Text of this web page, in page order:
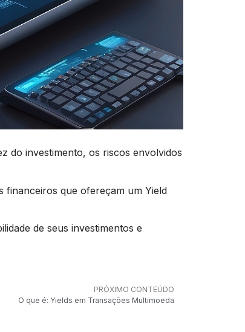
do investimento, os riscos envolvidos
financeiros que ofereçam um Yield
de seus investimentos e
PRÓXIMO CONTEÚDO
O que é: Yields em Transações Multimoeda